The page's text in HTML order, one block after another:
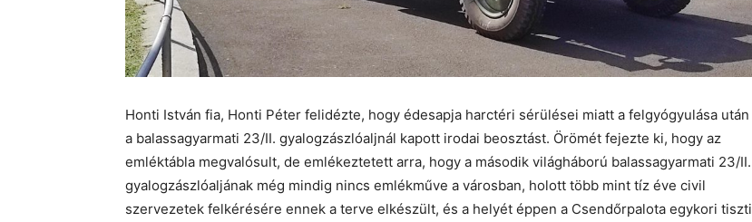
Honti István fia, Honti Péter felidézte, hogy édesapja harctéri sérülései miatt a felgyógyulása után
a balassagyarmati 23/II. gyalogzászlóaljnál kapott irodai beosztást. Örömét fejezte ki, hogy az
emléktábla megvalósult, de emlékeztetett arra, hogy a második világháború balassagyarmati 23/II.
gyalogzászlóaljának még mindig nincs emlékműve a városban, holott több mint tíz éve civil
szervezetek felkérésére ennek a terve elkészült, és a helyét éppen a Csendőrpalota egykori tiszti